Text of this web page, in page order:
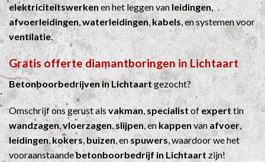
elektriciteitswerkenen het leggen vanleidingen,
afvoerleidingen,waterleidingen,kabels, en systemen voor
ventilatie.
Gratis offerte diamantboringen in Lichtaart
Betonboorbedrijven in Lichtaartgezocht?
Omschrijf ons gerust alsvakman,specialistofexperttin
wandzagen,vloerzagen,slijpen, enkappenvanafvoer,
leidingen,kokers,buizen, enspuwers, waardoor we het
vooraanstaandebetonboorbedrijf in Lichtaartzijn!